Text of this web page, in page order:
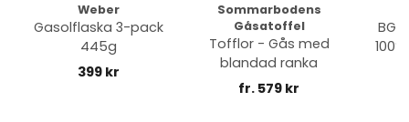
Weber
Gasolflaska 3-pack
445g
399 kr
Sommarbodens
Gåsatoffel
Tofflor - Gås med
blandad ranka
fr. 579 kr